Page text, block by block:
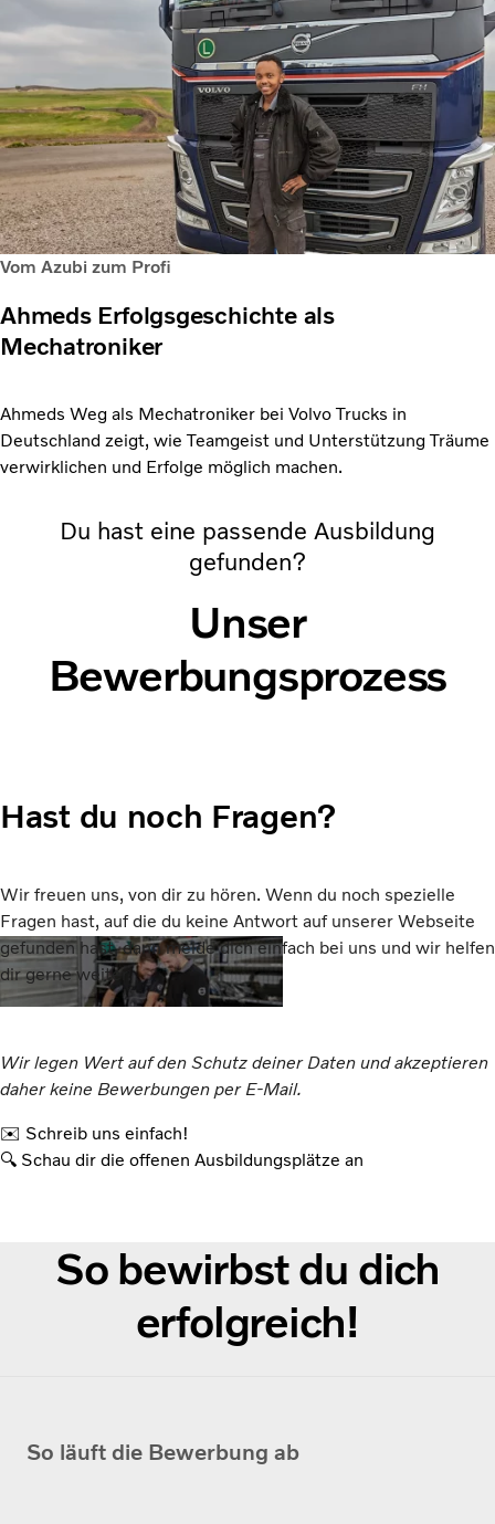
Vom Azubi zum Profi
Ahmeds Erfolgsgeschichte als
Mechatroniker
Ahmeds Weg als Mechatroniker bei Volvo Trucks in
Deutschland zeigt, wie Teamgeist und Unterstützung Träume
verwirklichen und Erfolge möglich machen.
Du hast eine passende Ausbildung
gefunden?
Unser
Bewerbungsprozess
Hast du noch Fragen?
Wir freuen uns, von dir zu hören. Wenn du noch spezielle
Fragen hast, auf die du keine Antwort auf unserer Webseite
gefunden hast, dann melde dich einfach bei uns und wir helfen
dir gerne weiter.
Wir legen Wert auf den Schutz deiner Daten und akzeptieren
daher keine Bewerbungen per E-Mail.
✉️ Schreib uns einfach!
🔍 Schau dir die offenen Ausbildungsplätze an
So bewirbst du dich
erfolgreich!
So läuft die Bewerbung ab